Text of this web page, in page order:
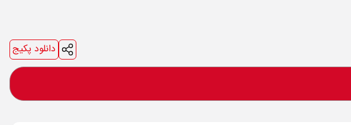
دانلود پکیج